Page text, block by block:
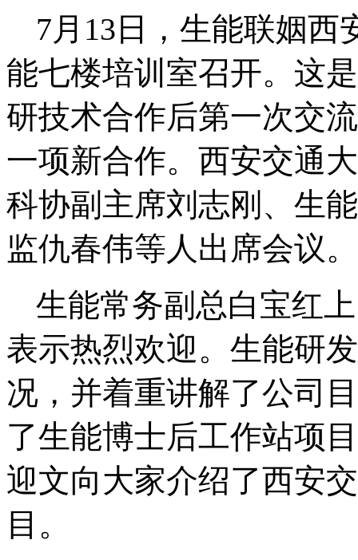
7月 13 日，生能联姻西
能七楼培训室召开。这
研技术合作后第一次交
一项新合作。西安交通
科协副主席刘志刚、生
监仇春伟等人出席会议。
生能常务副总白宝红
表示热烈欢迎。生能研
况，并着重讲解了公司
了生能博士后工作站项
迎文向大家介绍了西安
目。